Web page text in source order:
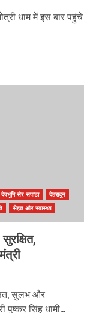
धाम में इस बार पहुंचे
देवभूमि सैर सपाटा
देहरादून
सेहत और स्वास्थ्य
सुलभ और
पुष्कर सिंह धामी...